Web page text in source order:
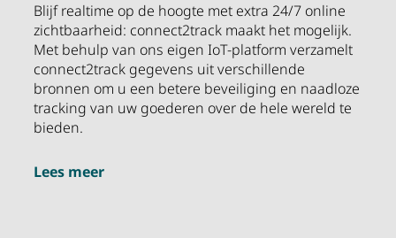
Blijf realtime op de hoogte met extra 24/7 online
zichtbaarheid: connect2track maakt het mogelijk.
Met behulp van ons eigen IoT-platform verzamelt
connect2track gegevens uit verschillende
bronnen om u een betere beveiliging en naadloze
tracking van uw goederen over de hele wereld te
bieden.
Lees meer